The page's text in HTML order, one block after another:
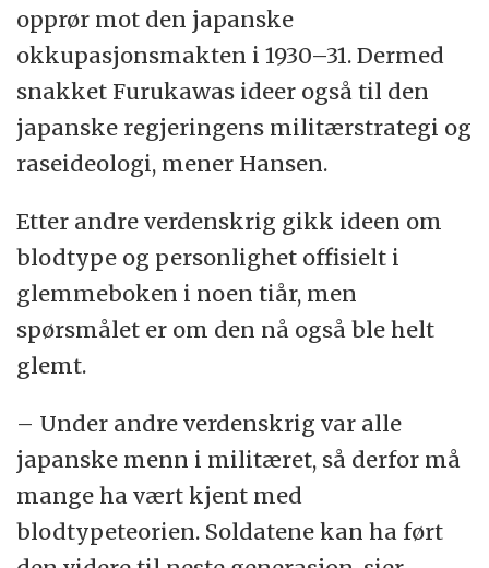
opprør mot den japanske
okkupasjonsmakten i 1930–31. Dermed
snakket Furukawas ideer også til den
japanske regjeringens militærstrategi og
raseideologi, mener Hansen.
Etter andre verdenskrig gikk ideen om
blodtype og personlighet offisielt i
glemmeboken i noen tiår, men
spørsmålet er om den nå også ble helt
glemt.
– Under andre verdenskrig var alle
japanske menn i militæret, så derfor må
mange ha vært kjent med
blodtypeteorien. Soldatene kan ha ført